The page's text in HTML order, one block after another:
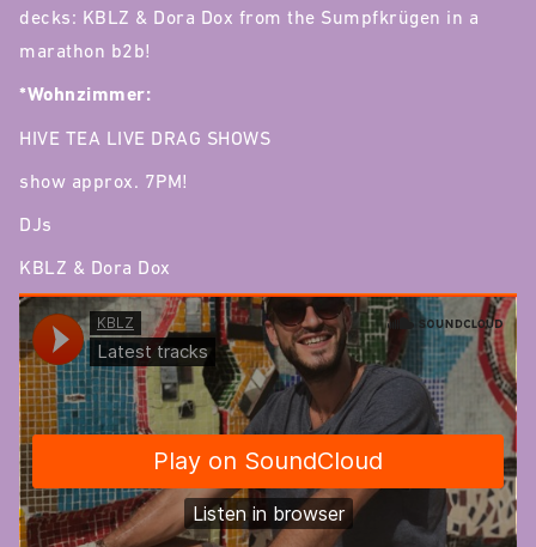
decks: KBLZ & Dora Dox from the Sumpfkrügen in a
marathon b2b!
*Wohnzimmer:
HIVE TEA LIVE DRAG SHOWS
show approx. 7PM!
DJs
KBLZ & Dora Dox